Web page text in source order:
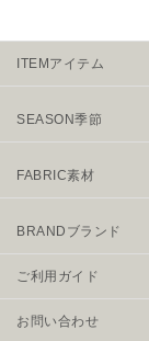
ITEMアイテム
SEASON季節
FABRIC素材
BRANDブランド
ご利用ガイド
お問い合わせ